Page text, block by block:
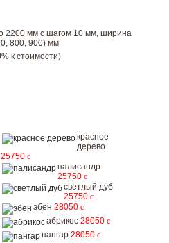
2200 мм с шагом 10 мм, ширина
800, 900) мм
к стоимости)
красное
дерево
25750 c
палисандр
25750 c
светлый дуб
25750 c
эбен 28050 c
абрикос 28050 c
пангар 28050 c